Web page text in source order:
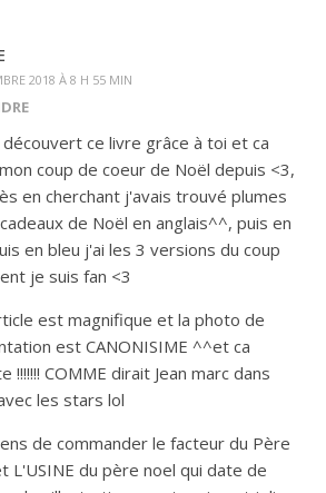
2018 À 8 H 55 MIN
découvert ce livre grâce à toi et ca
coup de coeur de Noël depuis <3,
en cherchant j'avais trouvé plumes
de Noël en anglais^^, puis en
en bleu j'ai les 3 versions du coup
je suis fan <3
est magnifique et la photo de
est CANONISIME ^^et ca
!!!!!!! COMME dirait Jean marc dans
les stars lol
de commander le facteur du Père
L'USINE du père noel qui date de